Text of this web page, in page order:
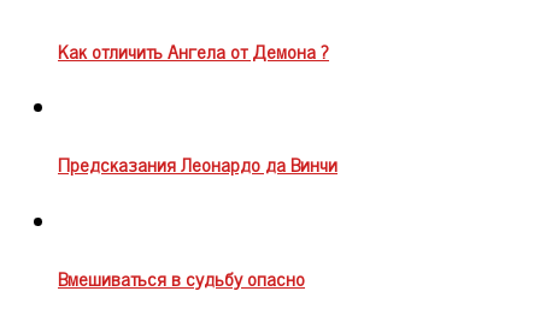
Как отличить Ангела от Демона ?
Предсказания Леонардо да Винчи
Вмешиваться в судьбу опасно